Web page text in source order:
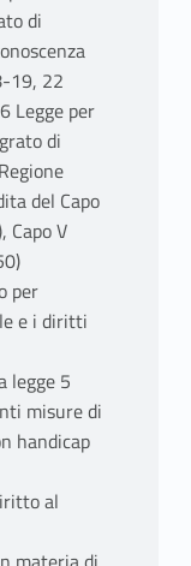
di
19, 22
Legge per
di
del Capo
Capo V
per
e i diritti
legge 5
misure di
handicap
al